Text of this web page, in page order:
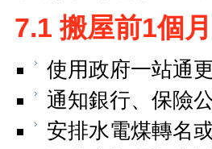
7.1 搬屋前1個月
使用政府一站通
通知銀行、保險
安排水電煤轉名